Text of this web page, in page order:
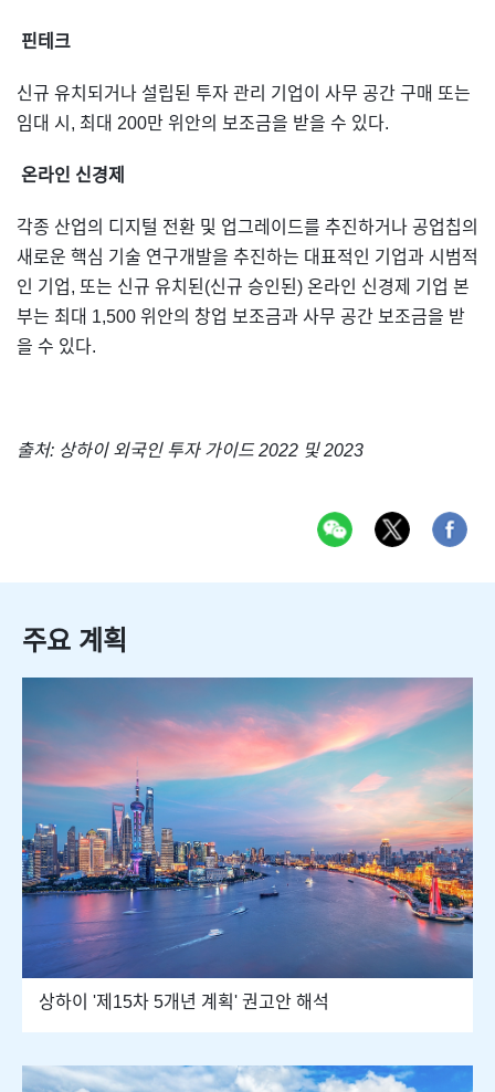
핀테크
신규 유치되거나 설립된 투자 관리 기업이 사무 공간 구매 또는
임대 시, 최대 200만 위안의 보조금을 받을 수 있다.
온라인 신경제
각종 산업의 디지털 전환 및 업그레이드를 추진하거나 공업칩의
새로운 핵심 기술 연구개발을 추진하는 대표적인 기업과 시범적
인 기업, 또는 신규 유치된(신규 승인된) 온라인 신경제 기업 본
부는 최대 1,500 위안의 창업 보조금과 사무 공간 보조금을 받
을 수 있다.
출처: 상하이 외국인 투자 가이드 2022 및 2023
주요 계획
상하이 '제15차 5개년 계획' 권고안 해석